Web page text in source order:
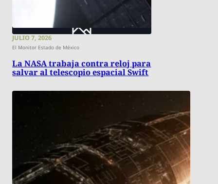
JULIO 7, 2026
El Monitor Estado de México
La NASA trabaja contra reloj para
salvar al telescopio espacial Swift